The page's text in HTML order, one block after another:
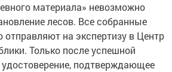
материала» невозможно
лесов. Все собранные
отправляют на экспертизу в Центр
Только после успешной
подтверждающее